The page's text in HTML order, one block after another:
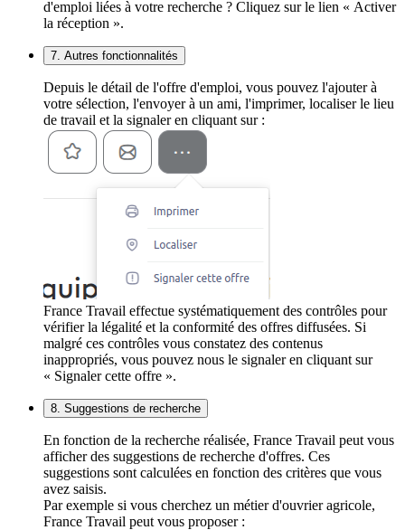
d'emploi liées à votre recherche ? Cliquez sur le lien « Activer
la réception ».
7. Autres fonctionnalités
Depuis le détail de l'offre d'emploi, vous pouvez l'ajouter à
votre sélection, l'envoyer à un ami, l'imprimer, localiser le lieu
de travail et la signaler en cliquant sur :
France Travail effectue systématiquement des contrôles pour
vérifier la légalité et la conformité des offres diffusées. Si
malgré ces contrôles vous constatez des contenus
inappropriés, vous pouvez nous le signaler en cliquant sur
« Signaler cette offre ».
8. Suggestions de recherche
En fonction de la recherche réalisée, France Travail peut vous
afficher des suggestions de recherche d'offres. Ces
suggestions sont calculées en fonction des critères que vous
avez saisis.
Par exemple si vous cherchez un métier d'ouvrier agricole,
France Travail peut vous proposer :